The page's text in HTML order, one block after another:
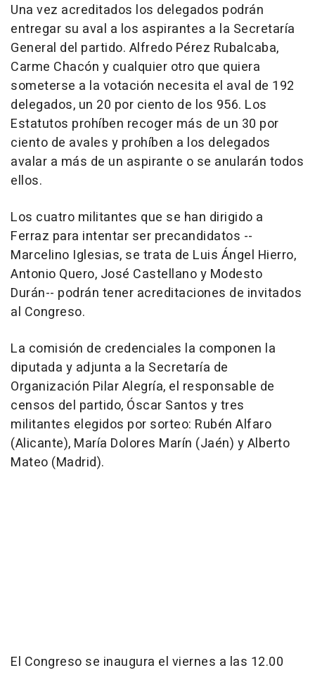
Una vez acreditados los delegados podrán
entregar su aval a los aspirantes a la Secretaría
General del partido. Alfredo Pérez Rubalcaba,
Carme Chacón y cualquier otro que quiera
someterse a la votación necesita el aval de 192
delegados, un 20 por ciento de los 956. Los
Estatutos prohíben recoger más de un 30 por
ciento de avales y prohíben a los delegados
avalar a más de un aspirante o se anularán todos
ellos.
Los cuatro militantes que se han dirigido a
Ferraz para intentar ser precandidatos --
Marcelino Iglesias, se trata de Luis Ángel Hierro,
Antonio Quero, José Castellano y Modesto
Durán-- podrán tener acreditaciones de invitados
al Congreso.
La comisión de credenciales la componen la
diputada y adjunta a la Secretaría de
Organización Pilar Alegría, el responsable de
censos del partido, Óscar Santos y tres
militantes elegidos por sorteo: Rubén Alfaro
(Alicante), María Dolores Marín (Jaén) y Alberto
Mateo (Madrid).
El Congreso se inaugura el viernes a las 12.00